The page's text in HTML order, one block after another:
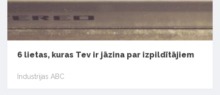
6 lietas, kuras Tev ir jāzina par izpildītājiem
Industrijas ABC